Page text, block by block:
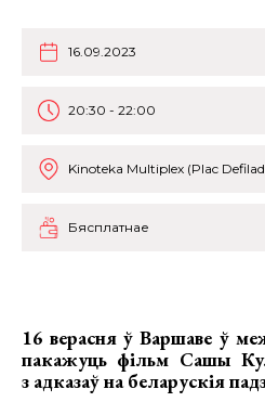
16.09.2023
20:30 - 22:00
Kinoteka Multiplex (Plac Defilad
Бясплатнае
16 верасня ў Варшаве ў
пакажуць фільм Сашы
з адказаў на беларускія